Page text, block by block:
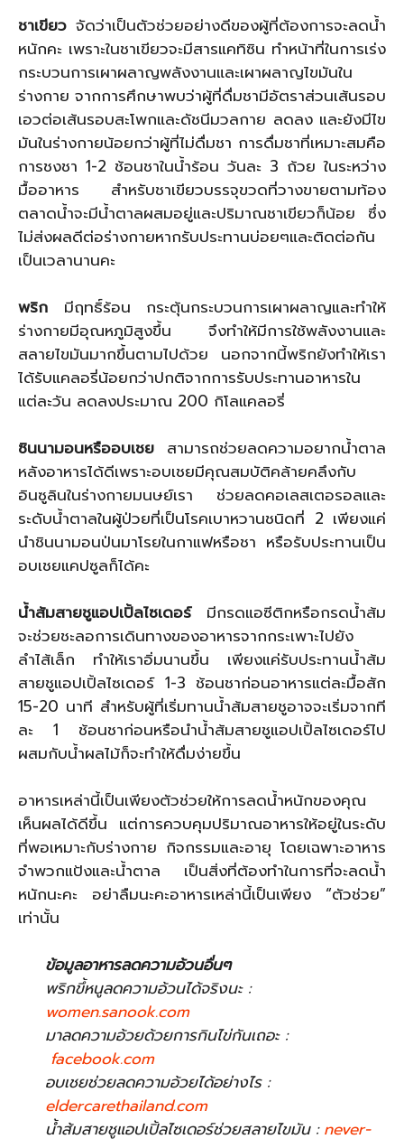
ชาเขียว จัดว่าเป็นตัวช่วยอย่างดีของผู้ที่ต้องการจะลดน้ำ
หนักคะ เพราะในชาเขียวจะมีสารแคทิซิน ทำหน้าที่ในการเร่ง
กระบวนการเผาผลาญพลังงานและเผาผลาญไขมันใน
ร่างกาย จากการศึกษาพบว่าผู้ที่ดื่มชามีอัตราส่วนเส้นรอบ
เอวต่อเส้นรอบสะโพกและดัชนีมวลกาย ลดลง และยังมีไข
มันในร่างกายน้อยกว่าผู้ที่ไม่ดื่มชา การดื่มชาที่เหมาะสมคือ
การชงชา 1-2 ช้อนชาในน้ำร้อน วันละ 3 ถ้วย ในระหว่าง
มื้ออาหาร สำหรับชาเขียวบรรจุขวดที่วางขายตามท้อง
ตลาดน้ำจะมีน้ำตาลผสมอยู่และปริมาณชาเขียวก็น้อย ซึ่ง
ไม่ส่งผลดีต่อร่างกายหากรับประทานบ่อยๆและติดต่อกัน
เป็นเวลานานคะ
พริก มีฤทธิ์ร้อน กระตุ้นกระบวนการเผาผลาญและทำให้
ร่างกายมีอุณหภูมิสูงขึ้น จึงทำให้มีการใช้พลังงานและ
สลายไขมันมากขึ้นตามไปด้วย นอกจากนี้พริกยังทำให้เรา
ได้รับแคลอรี่น้อยกว่าปกติจากการรับประทานอาหารใน
แต่ละวัน ลดลงประมาณ 200 กิโลแคลอรี่
ซินนามอนหรืออบเชย สามารถช่วยลดความอยากน้ำตาล
หลังอาหารได้ดีเพราะอบเชยมีคุณสมบัติคล้ายคลึงกับ
อินซูลินในร่างกายมนษย์เรา ช่วยลดคอเลสเตอรอลและ
ระดับน้ำตาลในผู้ป่วยที่เป็นโรคเบาหวานชนิดที่ 2 เพียงแค่
นำชินนามอนป่นมาโรยในกาแฟหรือชา หรือรับประทานเป็น
อบเชยแคปซูลก็ได้คะ
น้ำส้มสายชูแอปเปิ้ลไซเดอร์มีกรดแอซีติกหรือกรดน้ำส้ม
จะช่วยชะลอการเดินทางของอาหารจากกระเพาะไปยัง
ลำไส้เล็ก ทำให้เราอิ่มนานขึ้น เพียงแค่รับประทานน้ำส้ม
สายชูแอปเปิ้ลไซเดอร์ 1-3 ช้อนชาก่อนอาหารแต่ละมื้อสัก
15-20 นาที สำหรับผู้ที่เริ่มทานน้ำส้มสายชูอาจจะเริ่มจากที
ละ 1 ช้อนชาก่อนหรือนำน้ำส้มสายชูแอปเปิ้ลไซเดอร์ไป
ผสมกับน้ำผลไม้ก็จะทำให้ดื่มง่ายขึ้น
อาหารเหล่านี้เป็นเพียงตัวช่วยให้การลดน้ำหนักของคุณ
เห็นผลได้ดีขึ้น แต่การควบคุมปริมาณอาหารให้อยู่ในระดับ
ที่พอเหมาะกับร่างกาย กิจกรรมและอายุ โดยเฉพาะอาหาร
จำพวกแป้งและน้ำตาล เป็นสิ่งที่ต้องทำในการที่จะลดน้ำ
หนักนะคะ อย่าลืมนะคะอาหารเหล่านี้เป็นเพียง “ตัวช่วย”
เท่านั้น
ข้อมูลอาหารลดความอ้วนอื่นๆ
พริกขึ้หนูลดความอ้วนได้จริงนะ :
women.sanook.com
มาลดความอ้วยด้วยการกินไข่กันเถอะ :
facebook.com
อบเชยช่วยลดความอ้วยได้อย่างไร :
eldercarethailand.com
น้ำส้มสายชูแอปเปิ้ลไซเดอร์ช่วยสลายไขมัน :never-